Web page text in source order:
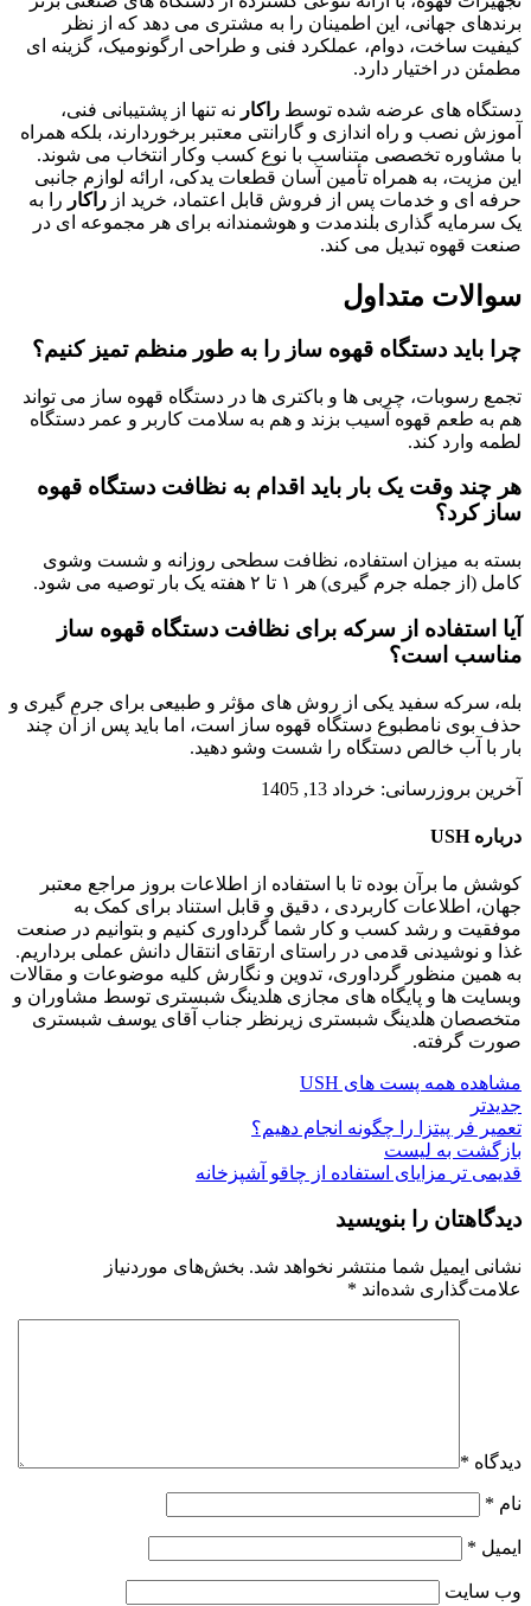
برندهای جهانی، این اطمینان را به مشتری می دهد که از نظر
کیفیت ساخت، دوام، عملکرد فنی و طراحی ارگونومیک، گزینه ای
مطمئن در اختیار دارد.
دستگاه های عرضه شده توسط راکار نه تنها از پشتیبانی فنی،
آموزش نصب و راه اندازی و گارانتی معتبر برخوردارند، بلکه همراه
با مشاوره تخصصی متناسب با نوع کسب وکار انتخاب می شوند.
این مزیت، به همراه تأمین آسان قطعات یدکی، ارائه لوازم جانبی
حرفه ای و خدمات پس از فروش قابل اعتماد، خرید از راکار را به
یک سرمایه گذاری بلندمدت و هوشمندانه برای هر مجموعه ای در
صنعت قهوه تبدیل می کند.
سوالات متداول
چرا باید دستگاه قهوه ساز را به طور منظم تمیز کنیم؟
تجمع رسوبات، چربی ها و باکتری ها در دستگاه قهوه ساز می تواند
هم به طعم قهوه آسیب بزند و هم به سلامت کاربر و عمر دستگاه
لطمه وارد کند.
هر چند وقت یک بار باید اقدام به نظافت دستگاه قهوه
ساز کرد؟
بسته به میزان استفاده، نظافت سطحی روزانه و شست وشوی
کامل (از جمله جرم گیری) هر ۱ تا ۲ هفته یک بار توصیه می شود.
آیا استفاده از سرکه برای نظافت دستگاه قهوه ساز
مناسب است؟
بله، سرکه سفید یکی از روش های مؤثر و طبیعی برای جرم گیری و
حذف بوی نامطبوع دستگاه قهوه ساز است، اما باید پس از آن چند
بار با آب خالص دستگاه را شست وشو دهید.
آخرین بروزرسانی: خرداد 13, 1405
درباره USH
کوشش ما برآن بوده تا با استفاده از اطلاعات بروز مراجع معتبر
جهان، اطلاعات کاربردی ، دقیق و قابل استناد برای کمک به
موفقیت و رشد کسب و کار شما گرداوری کنیم و بتوانیم در صنعت
غذا و نوشیدنی قدمی در راستای ارتقای انتقال دانش عملی برداریم.
به همین منظور گرداوری، تدوین و نگارش کلیه موضوعات و مقالات
وبسایت ها و پایگاه های مجازی هلدینگ شبستری توسط مشاوران و
متخصصان هلدینگ شبستری زیرنظر جناب آقای یوسف شبستری
صورت گرفته.
مشاهده همه پست های USH
جدیدتر
تعمیر فر پیتزا را چگونه انجام دهیم؟
بازگشت به لیست
قدیمی تر مزایای استفاده از چاقو آشپزخانه
دیدگاهتان را بنویسید
نشانی ایمیل شما منتشر نخواهد شد. بخش‌های موردنیاز
علامت‌گذاری شده‌اند *
دیدگاه *
نام *
ایمیل *
وب‌ سایت